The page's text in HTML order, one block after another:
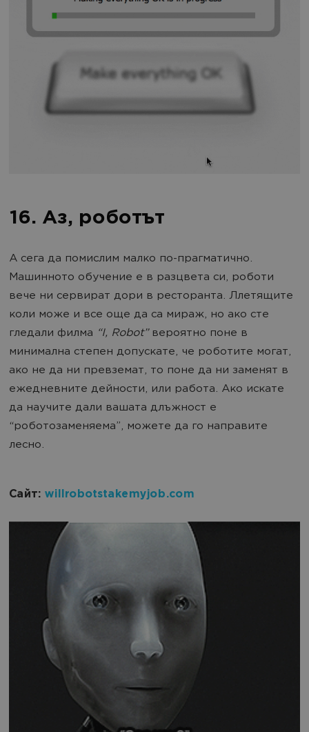
16. Аз, роботът
А сега да помислим малко по-прагматично.
Машинното обучение е в разцвета си, роботи
вече ни сервират дори в ресторанта. Ллетящите
коли може и все още да са мираж, но ако сте
гледали филма “I, Robot”вероятно поне в
минимална степен допускате, че роботите могат,
ако не да ни превземат, то поне да ни заменят в
ежедневните дейности, или работа. Ако искате
да научите дали вашата длъжност е
“роботозаменяема”, можете да го направите
лесно.
Сайт: willrobotstakemyjob.com